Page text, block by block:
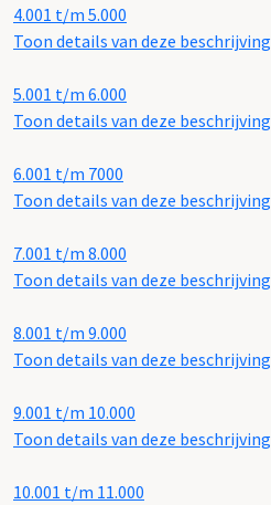
4.001 t/m 5.000
Toon details van deze beschrijving
5.001 t/m 6.000
Toon details van deze beschrijving
6.001 t/m 7000
Toon details van deze beschrijving
7.001 t/m 8.000
Toon details van deze beschrijving
8.001 t/m 9.000
Toon details van deze beschrijving
9.001 t/m 10.000
Toon details van deze beschrijving
10.001 t/m 11.000